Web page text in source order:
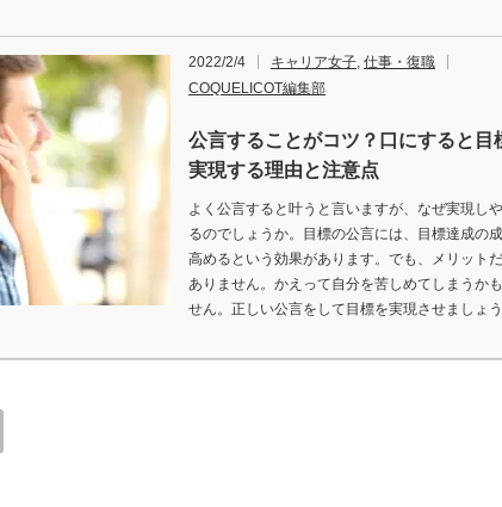
2022/2/4 キャリア女子, 仕事・復職
COQUELICOT編集部
公言することがコツ？口にすると目
実現する理由と注意点
よく公言すると叶うと言いますが、なぜ実現し
るのでしょうか。目標の公言には、目標達成の
高めるという効果があります。でも、メリット
ありません。かえって自分を苦しめてしまうか
せん。正しい公言をして目標を実現させましょう